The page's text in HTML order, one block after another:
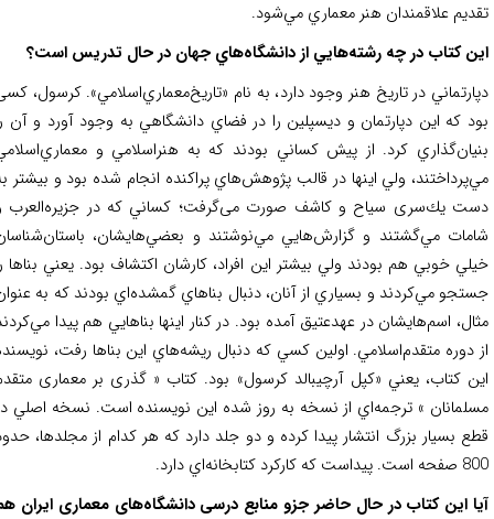
علاقمندان هنر معماري مي‌شود.
كتاب در چه رشته‌هايي از دانشگاه‌هاي جهان در حال تدريس است؟
در تاريخ هنر وجود دارد، به نام «تاريخ‌معماري‌اسلامي». كرسول، کسی
که اين دپارتمان و ديسپلين را در فضاي دانشگاهي به وجود آورد و آن را
كرد. از پيش كساني بودند كه به هنراسلامي و معماري‌اسلامي
ولي اينها در قالب پژوهش‌هاي پراكنده انجام شده بود و بيشتر به
يك‌سری سياح و كاشف صورت می‌گرفت؛ كساني كه در جزيره‌العرب و
مي‌گشتند و گزارش‌هايي مي‌نوشتند و بعضي‌هايشان، باستان‌شناسان
خوبي هم بودند ولي بيشتر اين افراد، كارشان اكتشاف بود. يعني بناها را
مي‌كردند و بسياري از آنان، دنبال بناهاي گمشده‌اي بودند كه به عنوان
اسم‌هايشان در عهدعتيق آمده بود. در كنار اينها بناهايي هم پيدا مي‌كردند
دوره متقدم‌اسلامي. اولين كسي كه دنبال ريشه‌هاي اين بناها رفت، نويسنده
كتاب، يعني «كپل آرچيبالد كرسول» بود. كتاب « گذری بر معماری متقدم
» ترجمه‌اي از نسخه به روز شده این نویسنده است. نسخه اصلي‌ در
بسیار بزرگ انتشار پیدا کرده و دو جلد دارد که هر كدام از مجلدها، حدود
كتابخانه‌اي دارد.
این کتاب در حال حاضر جزو منابع درسی دانشگاه‌های معماری ایران هم